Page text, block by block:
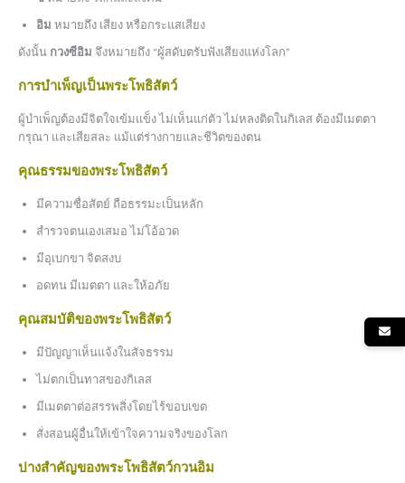
อิม หมายถึง เสียง หรือกระแสเสียง
ดังนั้น กวงซีอิม จึงหมายถึง “ผู้สดับตรับฟังเสียงแห่งโลก”
การบำเพ็ญเป็นพระโพธิสัตว์
ผู้บำเพ็ญต้องมีจิตใจเข้มแข็ง ไม่เห็นแก่ตัว ไม่หลงติดในกิเลส ต้องมีเมตตา
กรุณา และเสียสละ แม้แต่ร่างกายและชีวิตของตน
คุณธรรมของพระโพธิสัตว์
มีความซื่อสัตย์ ถือธรรมะเป็นหลัก
สำรวจตนเองเสมอ ไม่โอ้อวด
มีอุเบกขา จิตสงบ
อดทน มีเมตตา และให้อภัย
คุณสมบัติของพระโพธิสัตว์
มีปัญญาเห็นแจ้งในสัจธรรม
ไม่ตกเป็นทาสของกิเลส
มีเมตตาต่อสรรพสิ่งโดยไร้ขอบเขต
สั่งสอนผู้อื่นให้เข้าใจความจริงของโลก
ปางสำคัญของพระโพธิสัตว์กวนอิม